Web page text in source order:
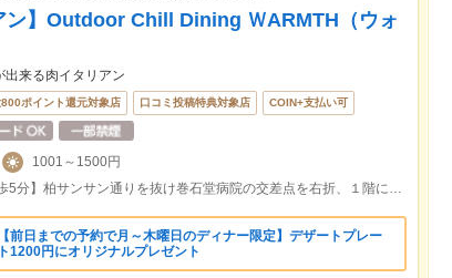
ン】Outdoor Chill Dining ＷARMTH（ウォ
来る肉イタリアン
800ポイント還元対象店 口コミ投稿特典対象店 COIN+支払い可
1001～1500円
【柏東口より徒歩5分】柏サンサン通りを抜け巻石堂病院の交差点を右折、１階に焼き鳥、ひよこさんの建物の2Fです!!
【前日までの予約で月～木曜日のディナー限定】デザートプレー
ト1200円にオリジナルプレゼント